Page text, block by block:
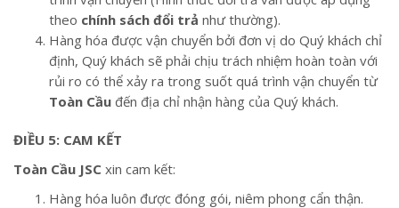
theo chính sách đổi trả như thường).
Hàng hóa được vận chuyển bởi đơn vị do Quý khách chỉ
định, Quý khách sẽ phải chịu trách nhiệm hoàn toàn với
rủi ro có thể xảy ra trong suốt quá trình vận chuyển từ
Toàn Cầu đến địa chỉ nhận hàng của Quý khách.
ĐIỀU 5: CAM KẾT
Toàn Cầu JSC xin cam kết:
Hàng hóa luôn được đóng gói, niêm phong cẩn thận.